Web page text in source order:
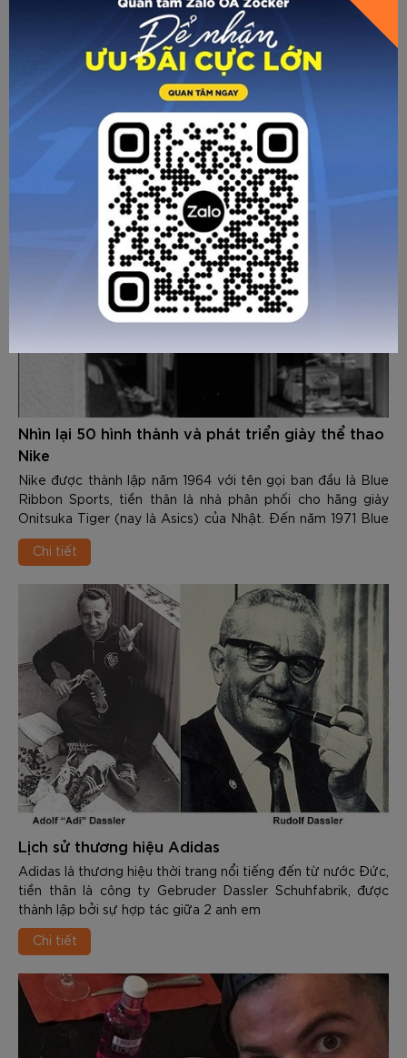
7 Mẫu giày Nike gắn liền với sự nghiệp sân cỏ của
Trên thế giới, Cristiano Ronaldo là cầu thủ sở hữu nhiều mẫu
giày được thửa riêng nhất. Các mẫu Nike CR7 có thiết kế
đẹp mắt, gắn liền với sự nghiệp "chinh chiến" của tiền đạo
người Bồ Đào Nha qua từn...
Chi tiết
Nhìn lại 50 hình thành và phát triển giày thể thao
Nike
Nike được thành lập năm 1964 với tên gọi ban đầu là Blue
Ribbon Sports, tiền thân là nhà phân phối cho hãng giày
Onitsuka Tiger (nay là Asics) của Nhật. Đến năm 1971 Blue
Ribbon Sports được đổi thành ...
Chi tiết
Lịch sử thương hiệu Adidas
Adidas là thương hiệu thời trang nổi tiếng đến từ nước Đức,
tiền thân là công ty Gebruder Dassler Schuhfabrik, được
thành lập bởi sự hợp tác giữa 2 anh em
Chi tiết